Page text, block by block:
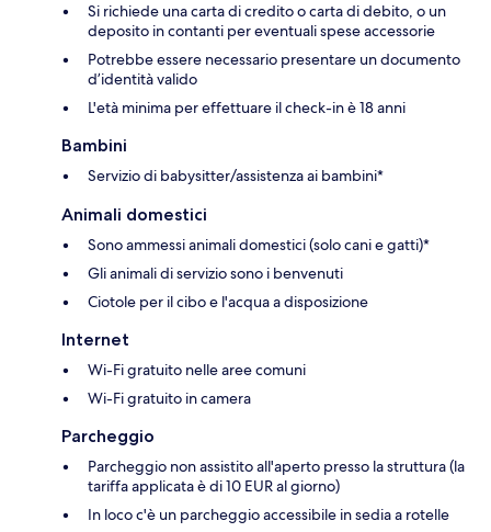
Si richiede una carta di credito o carta di debito, o un
deposito in contanti per eventuali spese accessorie
Potrebbe essere necessario presentare un documento
d’identità valido
L'età minima per effettuare il check-in è 18 anni
Bambini
Servizio di babysitter/assistenza ai bambini*
Animali domestici
Sono ammessi animali domestici (solo cani e gatti)*
Gli animali di servizio sono i benvenuti
Ciotole per il cibo e l'acqua a disposizione
Internet
Wi-Fi gratuito nelle aree comuni
Wi-Fi gratuito in camera
Parcheggio
Parcheggio non assistito all'aperto presso la struttura (la
tariffa applicata è di 10 EUR al giorno)
In loco c'è un parcheggio accessibile in sedia a rotelle